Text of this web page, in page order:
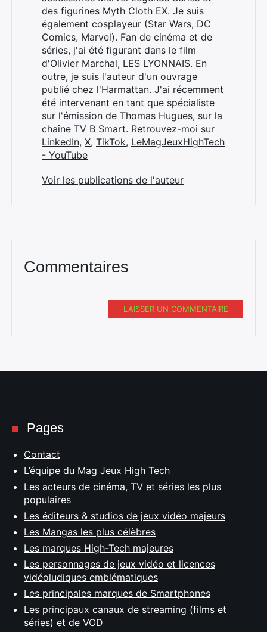
des figurines Myth Cloth EX. Je suis
également cosplayeur (Star Wars, DC
Comics, Marvel). Fan de cinéma et de
séries, j'ai été figurant dans le film
d'Olivier Marchal, LES LYONNAIS. En
outre, je suis l'auteur d'un ouvrage
publié chez l'Harmattan. J'ai récemment
été intervenant en tant que spécialiste
sur l'émission de Thomas Hugues, sur la
chaîne TV B Smart. Retrouvez-moi sur
LinkedIn, X, TikTok, LeMagJeuxHighTech
- YouTube
Voir les publications de l'auteur
Commentaires
LAISSER UN COMMENTAIRE
Pages
Contact
L’équipe du Mag Jeux High Tech
Les acteurs de cinéma, TV et séries les plus
populaires
Les éditeurs & studios de jeux vidéo majeurs
Les Mangas les plus célèbres
Les marques High-Tech majeures
Les personnages de jeux vidéo et licences
vidéoludiques emblématiques
Les principales marques de Smartphones
Les principaux canaux de streaming (films et
séries) et de VOD
Rechercher
: